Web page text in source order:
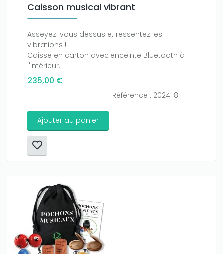
Caisson musical vibrant
Asseyez-vous dessus et ressentez les
vibrations !
Caisse en carton avec enceinte Bluetooth à
l'intérieur.
235,00 €
Référence : 2024-8
Ajouter au panier